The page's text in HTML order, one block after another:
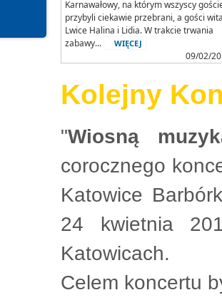
Karnawałowy, na którym wszyscy
przybyli ciekawie przebrani, a gości
Lwice Halina i Lidia. W trakcie trwania
zabawy...
WIĘCEJ
09/02/
Kolejny
"Wiosną
corocznego
Katowice
24 kwietnia
Katowicach.
Celem koncertu